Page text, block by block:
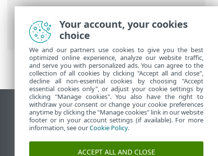
ESET онлайн анықтамасы>ESET Smart
Security Premium>ЖҚС > Тіркелгіге
ата-ана бақылауын қосу әдісі
Жұмыс үстеліндегі сайтты қарау
End of Life
ESET білім қоры
ESET форумы
Your account, your cookies
choice
We and our partners use cookies to give you the best
optimized online experience, analyze our website traffic,
and serve you with personalized ads. You can agree to the
collection of all cookies by clicking "Accept all and close",
decline all non-essential cookies by choosing "Accept
essential cookies only", or adjust your cookie settings by
clicking "Manage cookies". You also have the right to
withdraw your consent or change your cookie preferences
anytime by clicking the "Manage cookies" link in our website
footer or in your account settings (if available). For more
information, see ourCookie Policy.
ACCEPT ALL AND CLOSE